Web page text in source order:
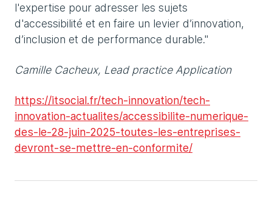
l'expertise pour adresser les sujets
d'accessibilité et en faire un levier d’innovation,
d’inclusion et de performance durable."
Camille Cacheux, Lead practice Application
https://itsocial.fr/tech-innovation/tech-
innovation-actualites/accessibilite-numerique-
des-le-28-juin-2025-toutes-les-entreprises-
devront-se-mettre-en-conformite/